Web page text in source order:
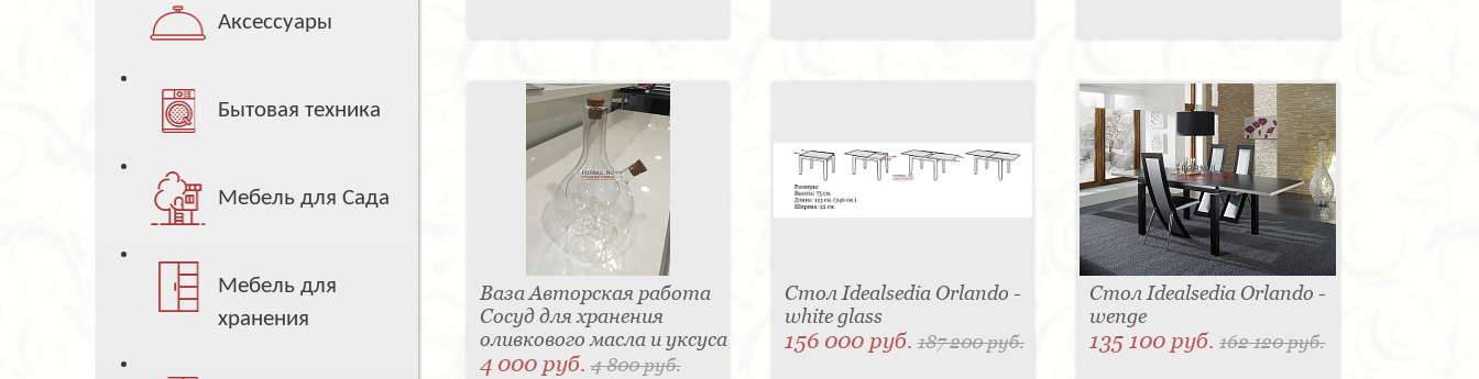
Аксессуары
Бытовая техника
Мебель для Сада
Мебель для
хранения
Ваза Авторская работа
Сосуд для хранения
оливкового масла и уксуса
4 000 руб.4 800 руб.
Стол Idealsedia Orlando -
white glass
156 000 руб. 187 200 руб.
Стол Idealsedia Orlando -
wenge
135 100 руб.162 120 руб.